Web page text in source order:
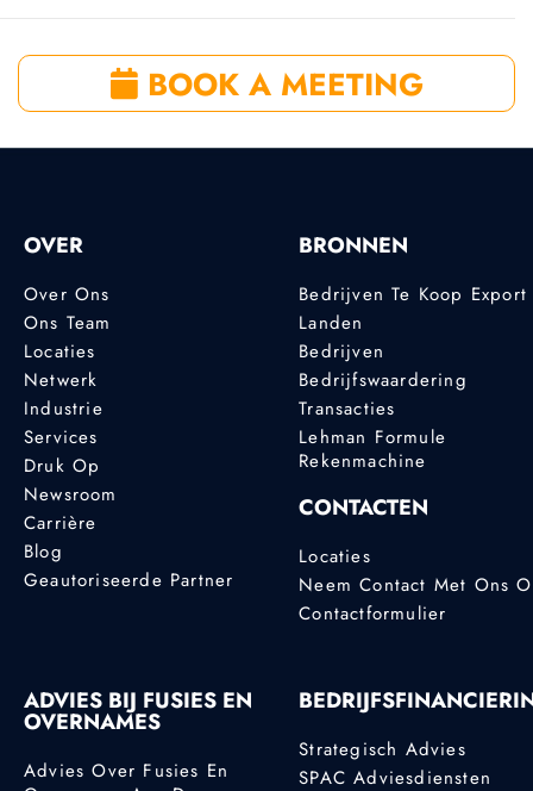
BOOK A MEETING
OVER
Over Ons
Ons Team
Locaties
Netwerk
Industrie
Services
Druk Op
Newsroom
Carrière
Blog
Geautoriseerde Partner
BRONNEN
Bedrijven Te Koop Export
Landen
Bedrijven
Bedrijfswaardering
Transacties
Lehman Formule
Rekenmachine
CONTACTEN
Locaties
Neem Contact Met Ons
Contactformulier
ADVIES BIJ FUSIES EN
OVERNAMES
Advies Over Fusies En
Strategisch Advies
SPAC Adviesdiensten